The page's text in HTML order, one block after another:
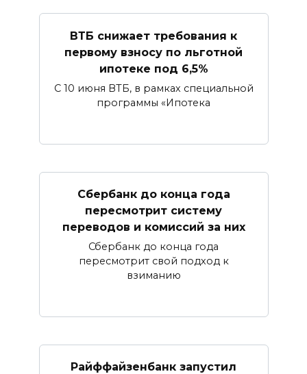
ВТБ снижает требования к
первому взносу по льготной
ипотеке под 6,5%
С 10 июня ВТБ, в рамках специальной
программы «Ипотека
Сбербанк​ до конца года
пересмотрит систему
переводов и комиссий за них
Сбербанк до конца года
пересмотрит свой подход к
взиманию
Райффайзенбанк запустил